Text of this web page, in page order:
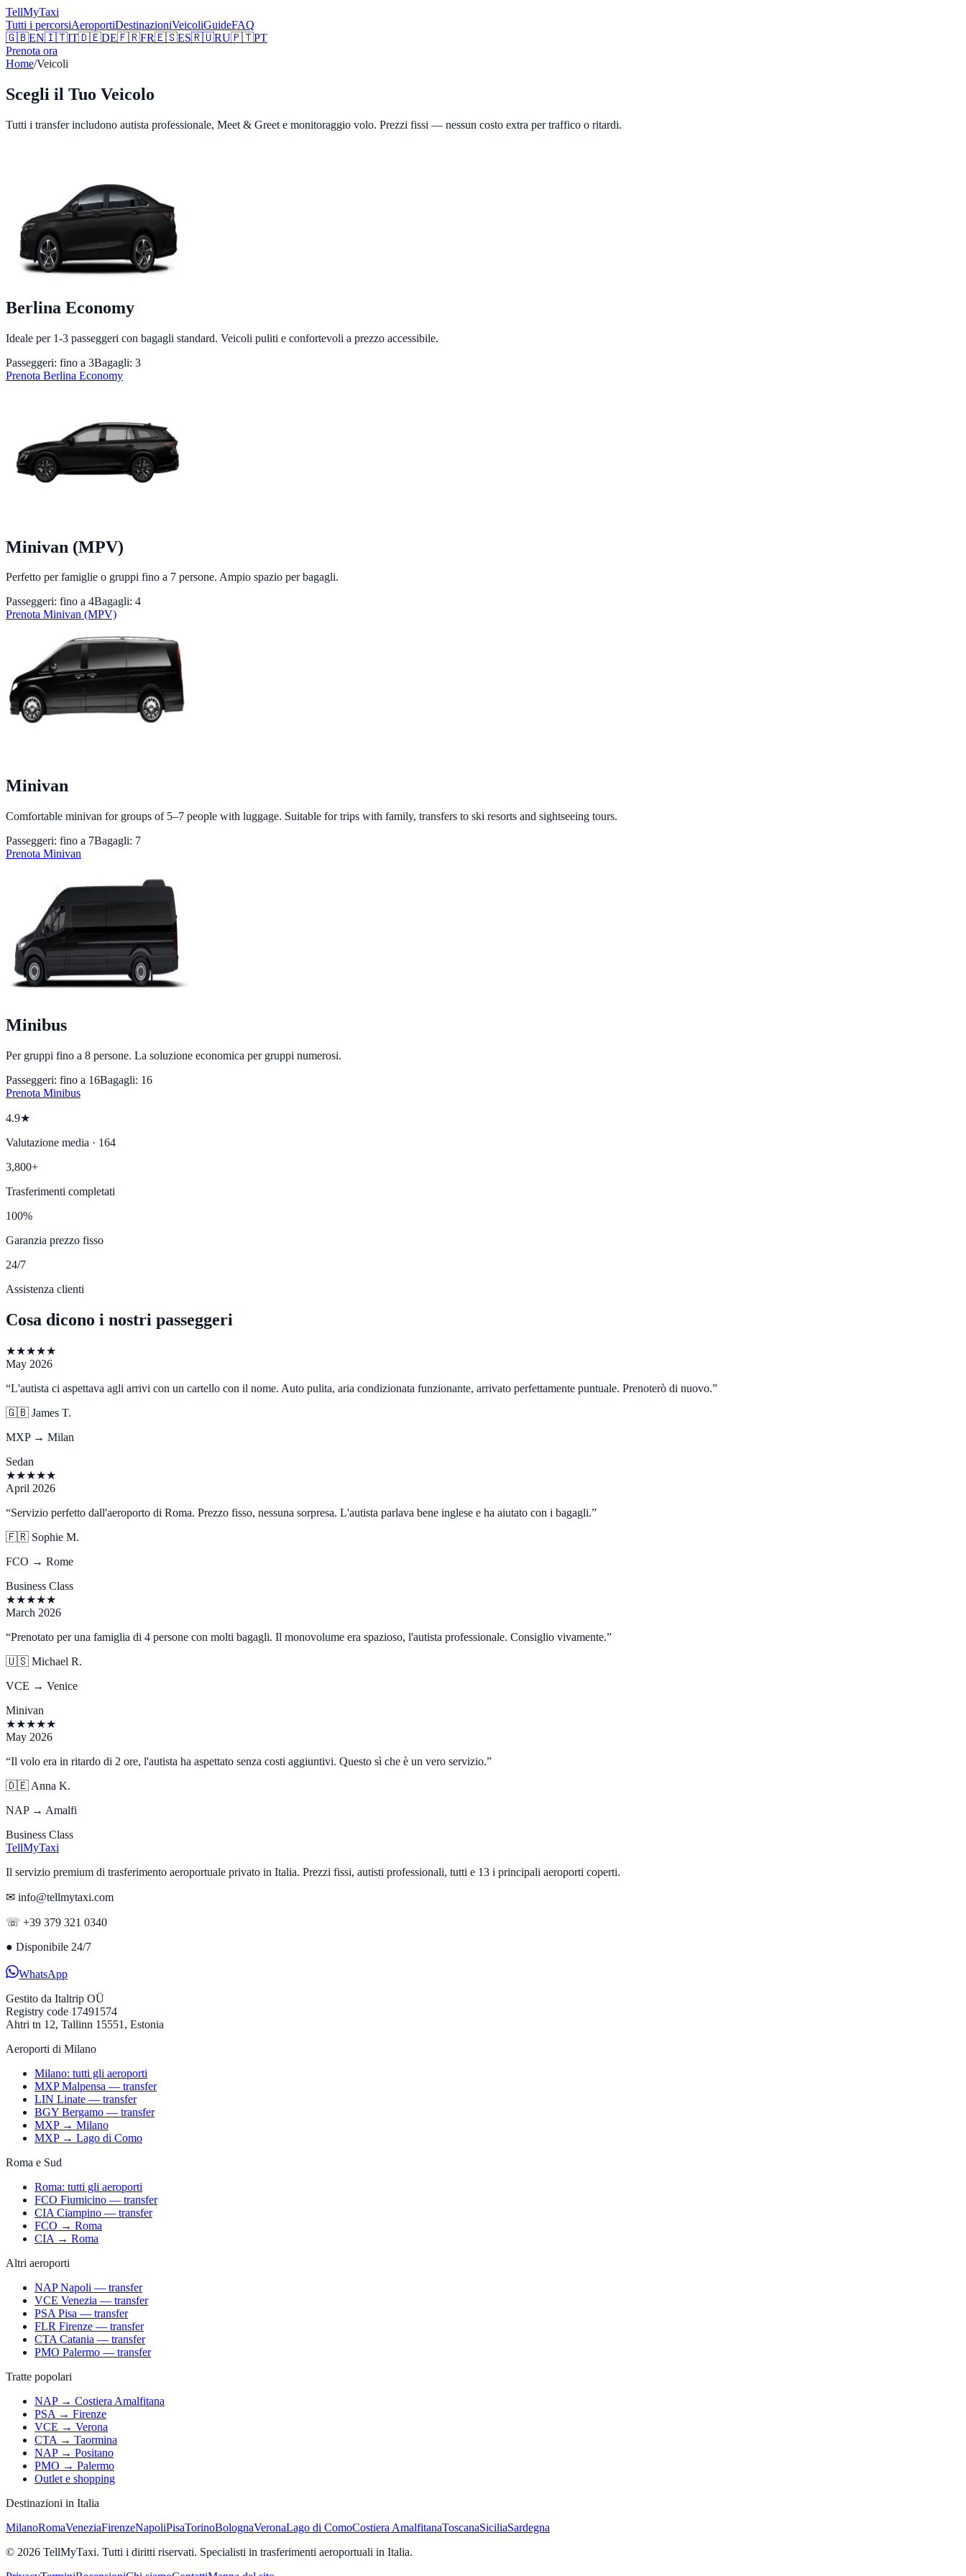
TellMyTaxi
Tutti i percorsiAeroportiDestinazioniVeicoliGuideFAQ
🇬🇧EN🇮🇹IT🇩🇪DE🇫🇷FR🇪🇸ES🇷🇺RU🇵🇹PT
Prenota ora
Home/Veicoli
Scegli il Tuo Veicolo
Tutti i transfer includono autista professionale, Meet & Greet e monitoraggio volo. Prezzi fissi — nessun costo extra per traffico o ritardi.
Berlina Economy
Ideale per 1-3 passeggeri con bagagli standard. Veicoli puliti e confortevoli a prezzo accessibile.
Passeggeri: fino a 3Bagagli: 3
Prenota Berlina Economy
Minivan (MPV)
Perfetto per famiglie o gruppi fino a 7 persone. Ampio spazio per bagagli.
Passeggeri: fino a 4Bagagli: 4
Prenota Minivan (MPV)
Minivan
Comfortable minivan for groups of 5–7 people with luggage. Suitable for trips with family, transfers to ski resorts and sightseeing tours.
Passeggeri: fino a 7Bagagli: 7
Prenota Minivan
Minibus
Per gruppi fino a 8 persone. La soluzione economica per gruppi numerosi.
Passeggeri: fino a 16Bagagli: 16
Prenota Minibus
4.9★
Valutazione media · 164
3,800+
Trasferimenti completati
100%
Garanzia prezzo fisso
24/7
Assistenza clienti
Cosa dicono i nostri passeggeri
★★★★★
May 2026
“L'autista ci aspettava agli arrivi con un cartello con il nome. Auto pulita, aria condizionata funzionante, arrivato perfettamente puntuale. Prenoterò di nuovo.”
🇬🇧 James T.
MXP → Milan
Sedan
★★★★★
April 2026
“Servizio perfetto dall'aeroporto di Roma. Prezzo fisso, nessuna sorpresa. L'autista parlava bene inglese e ha aiutato con i bagagli.”
🇫🇷 Sophie M.
FCO → Rome
Business Class
★★★★★
March 2026
“Prenotato per una famiglia di 4 persone con molti bagagli. Il monovolume era spazioso, l'autista professionale. Consiglio vivamente.”
🇺🇸 Michael R.
VCE → Venice
Minivan
★★★★★
May 2026
“Il volo era in ritardo di 2 ore, l'autista ha aspettato senza costi aggiuntivi. Questo sì che è un vero servizio.”
🇩🇪 Anna K.
NAP → Amalfi
Business Class
TellMyTaxi
Il servizio premium di trasferimento aeroportuale privato in Italia. Prezzi fissi, autisti professionali, tutti e 13 i principali aeroporti coperti.
✉ info@tellmytaxi.com
☏ +39 379 321 0340
● Disponibile 24/7
WhatsApp
Gestito da Italtrip OÜ
Registry code 17491574
Ahtri tn 12, Tallinn 15551, Estonia
Aeroporti di Milano
Milano: tutti gli aeroporti
MXP Malpensa — transfer
LIN Linate — transfer
BGY Bergamo — transfer
MXP → Milano
MXP → Lago di Como
Roma e Sud
Roma: tutti gli aeroporti
FCO Fiumicino — transfer
CIA Ciampino — transfer
FCO → Roma
CIA → Roma
Altri aeroporti
NAP Napoli — transfer
VCE Venezia — transfer
PSA Pisa — transfer
FLR Firenze — transfer
CTA Catania — transfer
PMO Palermo — transfer
Tratte popolari
NAP → Costiera Amalfitana
PSA → Firenze
VCE → Verona
CTA → Taormina
NAP → Positano
PMO → Palermo
Outlet e shopping
Destinazioni in Italia
MilanoRomaVeneziaFirenzeNapoliPisaTorinoBolognaVeronaLago di ComoCostiera AmalfitanaToscanaSiciliaSardegna
© 2026 TellMyTaxi. Tutti i diritti riservati. Specialisti in trasferimenti aeroportuali in Italia.